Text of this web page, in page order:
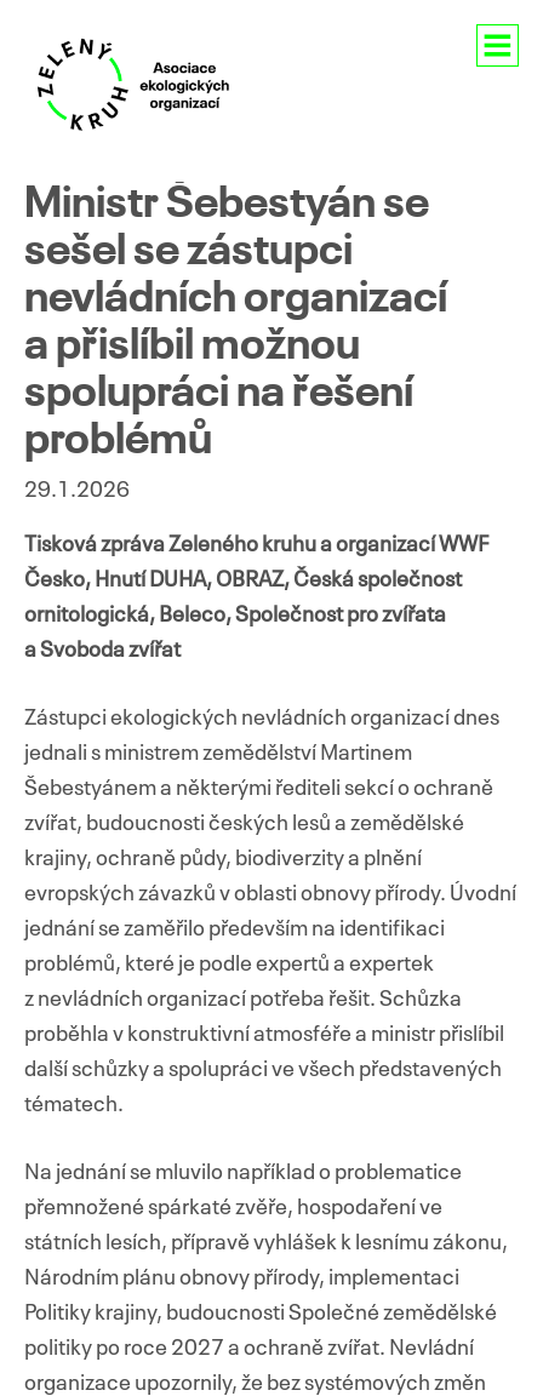
Členství
obsahu
webu
Ministr Šebestyán se
sešel se zástupci
nevládních organizací
a přislíbil možnou
spolupráci na řešení
problémů
29.1.2026
Tisková zpráva Zeleného kruhu a organizací WWF
Česko, Hnutí DUHA, OBRAZ, Česká společnost
ornitologická, Beleco, Společnost pro zvířata
a Svoboda zvířat
Zástupci ekologických nevládních organizací dnes
jednali s ministrem zemědělství Martinem
Šebestyánem a některými řediteli sekcí o ochraně
zvířat, budoucnosti českých lesů a zemědělské
krajiny, ochraně půdy, biodiverzity a plnění
evropských závazků v oblasti obnovy přírody. Úvodní
jednání se zaměřilo především na identifikaci
problémů, které je podle expertů a expertek
z nevládních organizací potřeba řešit. Schůzka
proběhla v konstruktivní atmosféře a ministr přislíbil
další schůzky a spolupráci ve všech představených
tématech.
Na jednání se mluvilo například o problematice
přemnožené spárkaté zvěře, hospodaření ve
státních lesích, přípravě vyhlášek k lesnímu zákonu,
Národním plánu obnovy přírody, implementaci
Politiky krajiny, budoucnosti Společné zemědělské
politiky po roce 2027 a ochraně zvířat. Nevládní
organizace upozornily, že bez systémových změn